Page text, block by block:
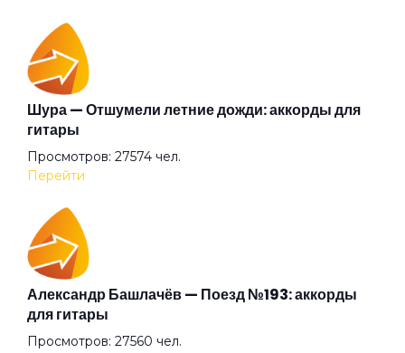
Вальс на Лебяжьей канавке
Вальс на плоскости
Вальс-бостон
Вам сколько лет?
Вера-глаголь
Шура — Отшумели летние дожди: аккорды для
гитары
Просмотров: 27574 чел.
Перейти
Александр Башлачёв — Поезд №193: аккорды
для гитары
Просмотров: 27560 чел.